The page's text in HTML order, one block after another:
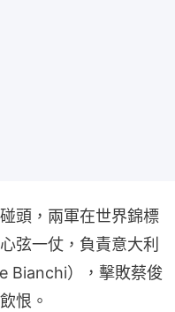
頭，兩軍在世界錦標
弦一仗，負責意大利
Bianchi），擊敗蔡俊
恨。